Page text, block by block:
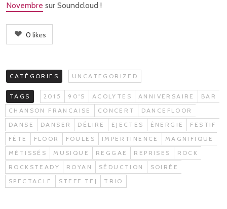
Novembre sur Soundcloud !
0 likes
CATÉGORIES UNCATEGORIZED
TAGS 2015 90'S ACOLYTES ANNIVERSAIRE
BAR
CHANSON FRANCAISE
CONCERT
DANCEFLOOR
DANSE
DANSER DÉLIRE EJECTES ÉNERGIE
FESTIF
FÊTE
FLOOR FOULES IMPERTINENCE
MAGNIFIQUE
MÉTISSÉS
MUSIQUE REGGAE REPRISES
ROCK
ROCKSTEADY
ROYAN SÉDUCTION
SOIRÉE
SPECTACLE
STEFF TEJ TRIO